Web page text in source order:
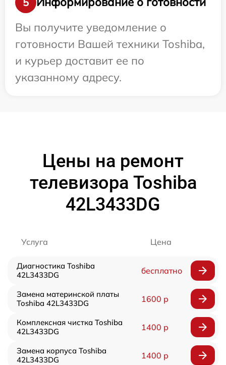
Вы получите уведомление о
готовности Вашей техники Toshiba,
и курьер доставит ее по
указанному адресу.
Цены на ремонт
телевизора Toshiba
42L3433DG
Услуга Цена
Диагностика Toshiba
42L3433DG
бесплатно
Замена материнской платы
Toshiba 42L3433DG
1600 р
Комплексная чистка Toshiba
42L3433DG
1400 р
Замена корпуса Toshiba
42L3433DG
1400 р